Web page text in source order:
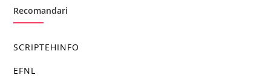
Recomandari
SCRIPTEHINFO
EFNL